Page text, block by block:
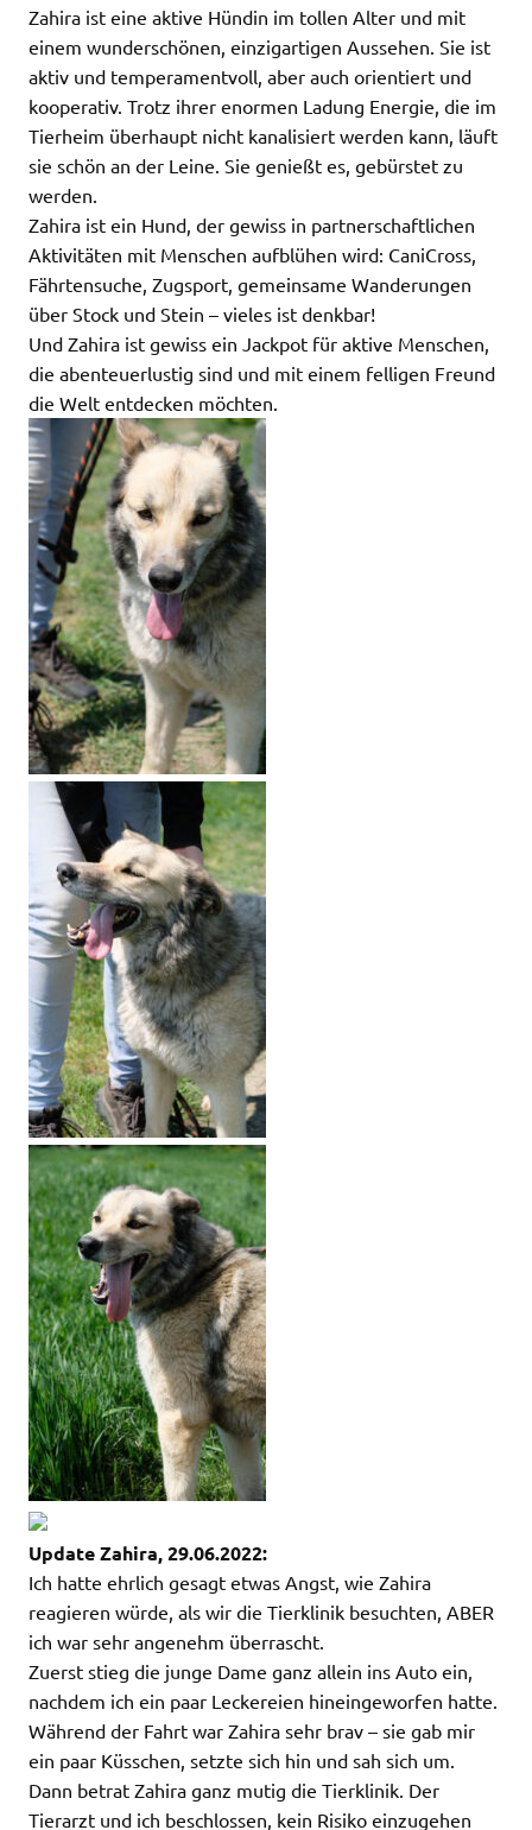
Zahira ist eine aktive Hündin im tollen Alter und mit
einem wunderschönen, einzigartigen Aussehen. Sie ist
aktiv und temperamentvoll, aber auch orientiert und
kooperativ. Trotz ihrer enormen Ladung Energie, die im
Tierheim überhaupt nicht kanalisiert werden kann, läuft
sie schön an der Leine. Sie genießt es, gebürstet zu
werden.
Zahira ist ein Hund, der gewiss in partnerschaftlichen
Aktivitäten mit Menschen aufblühen wird: CaniCross,
Fährtensuche, Zugsport, gemeinsame Wanderungen
über Stock und Stein – vieles ist denkbar!
Und Zahira ist gewiss ein Jackpot für aktive Menschen,
die abenteuerlustig sind und mit einem felligen Freund
die Welt entdecken möchten.
Update Zahira, 29.06.2022:
Ich hatte ehrlich gesagt etwas Angst, wie Zahira
reagieren würde, als wir die Tierklinik besuchten, ABER
ich war sehr angenehm überrascht.
Zuerst stieg die junge Dame ganz allein ins Auto ein,
nachdem ich ein paar Leckereien hineingeworfen hatte.
Während der Fahrt war Zahira sehr brav – sie gab mir
ein paar Küsschen, setzte sich hin und sah sich um.
Dann betrat Zahira ganz mutig die Tierklinik. Der
Tierarzt und ich beschlossen, kein Risiko einzugehen